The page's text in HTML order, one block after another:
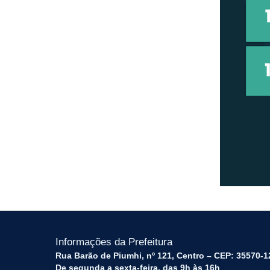
Informações da Prefeitura
Rua Barão de Piumhi, nº 121, Centro – CEP: 35570-
De segunda a sexta-feira, das 9h às 16h